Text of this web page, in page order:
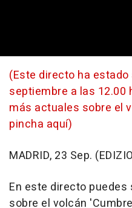
(Este directo ha
septiembre a las 12.00
más actuales sobre el
pincha aquí)
MADRID, 23 Sep.
En este directo
sobre el volcán